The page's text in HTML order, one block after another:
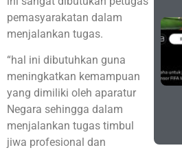
pemasyarakatan dalam
menjalankan tugas.
“hal ini dibutuhkan guna
meningkatkan kemampuan
yang dimiliki oleh aparatur
Negara sehingga dalam
menjalankan tugas timbul
jiwa profesional dan